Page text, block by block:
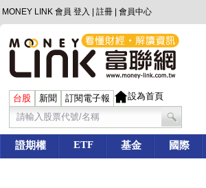
MONEY LINK 會員 登入 註冊 會員中心
台股 新聞 訂閱電子報 設為首頁
證期權 ETF 基金 國際